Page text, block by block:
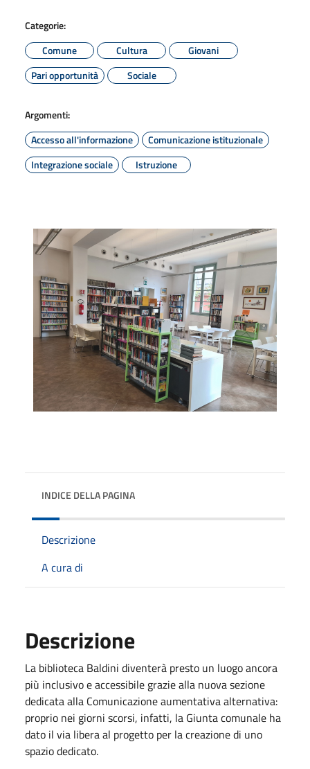
Categorie:
Comune
Cultura
Giovani
Pari opportunità
Sociale
Argomenti:
Accesso all'informazione
Comunicazione istituzionale
Integrazione sociale
Istruzione
INDICE DELLA PAGINA
Descrizione
A cura di
Descrizione
La biblioteca Baldini diventerà presto un luogo ancora
più inclusivo e accessibile grazie alla nuova sezione
dedicata alla Comunicazione aumentativa alternativa:
proprio nei giorni scorsi, infatti, la Giunta comunale ha
dato il via libera al progetto per la creazione di uno
spazio dedicato.